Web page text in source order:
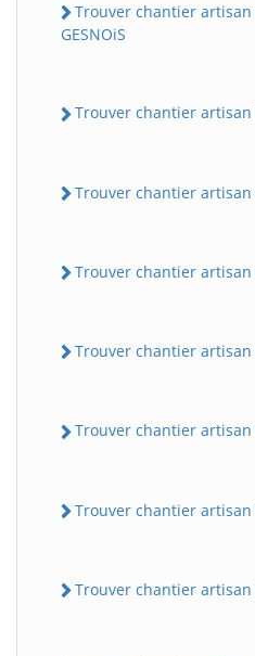
Trouver chantier artisan
GESNOiS
Trouver chantier artisan
Trouver chantier artisan
Trouver chantier artisan
Trouver chantier artisan
Trouver chantier artisan
Trouver chantier artisan
Trouver chantier artisan